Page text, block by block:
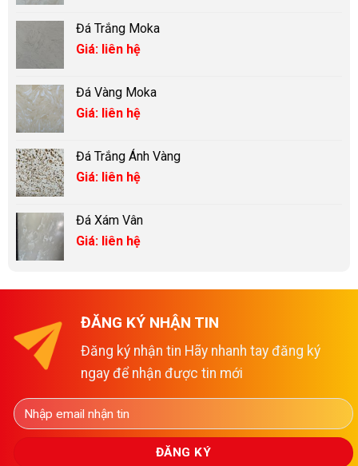
Đá Trắng Moka
Giá: liên hệ
Đá Vàng Moka
Giá: liên hệ
Đá Trắng Ánh Vàng
Giá: liên hệ
Đá Xám Vân
Giá: liên hệ
ĐĂNG KÝ NHẬN TIN
Đăng ký nhận tin Hãy nhanh tay đăng ký
ngay để nhận được tin mới